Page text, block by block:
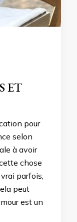
ET
pour
selon
à avoir
chose
parfois,
peut
est un